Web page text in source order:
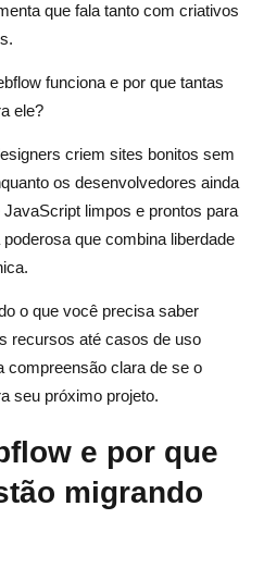
— qual plataforma você
de design versus
— facilidade de uso
preferem o Webflow para
que fala tanto com criativos
funciona e por que tantas
ele?
criem sites bonitos sem
os desenvolvedores ainda
limpos e prontos para
que combina liberdade
o que você precisa saber
recursos até casos de uso
compreensão clara de se o
seu próximo projeto.
e por que
migrando